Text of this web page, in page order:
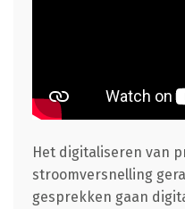
Het digitaliseren van
stroomversnelling
gesprekken gaan